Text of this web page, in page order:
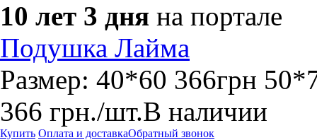
10 лет 3 дня на портале
Подушка Лайма
Размер: 40*60 366грн
366 грн./шт.В наличии
Купить Оплата и доставкаОбратный звонок